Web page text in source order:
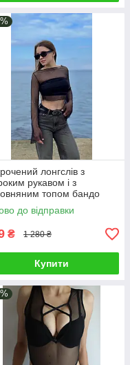
лонгслів з
рукавом і з
топом бандо
до відправки
₴ 1 280 ₴
Купити